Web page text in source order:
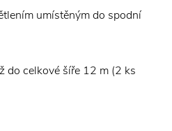
umístěným do spodní
do celkové šíře 12 m (2 ks